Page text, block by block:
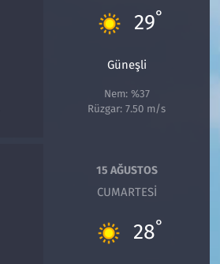
29°
Güneşli
Nem: %37
Rüzgar: 7.50 m/s
15 AĞUSTOS
CUMARTESI
28°